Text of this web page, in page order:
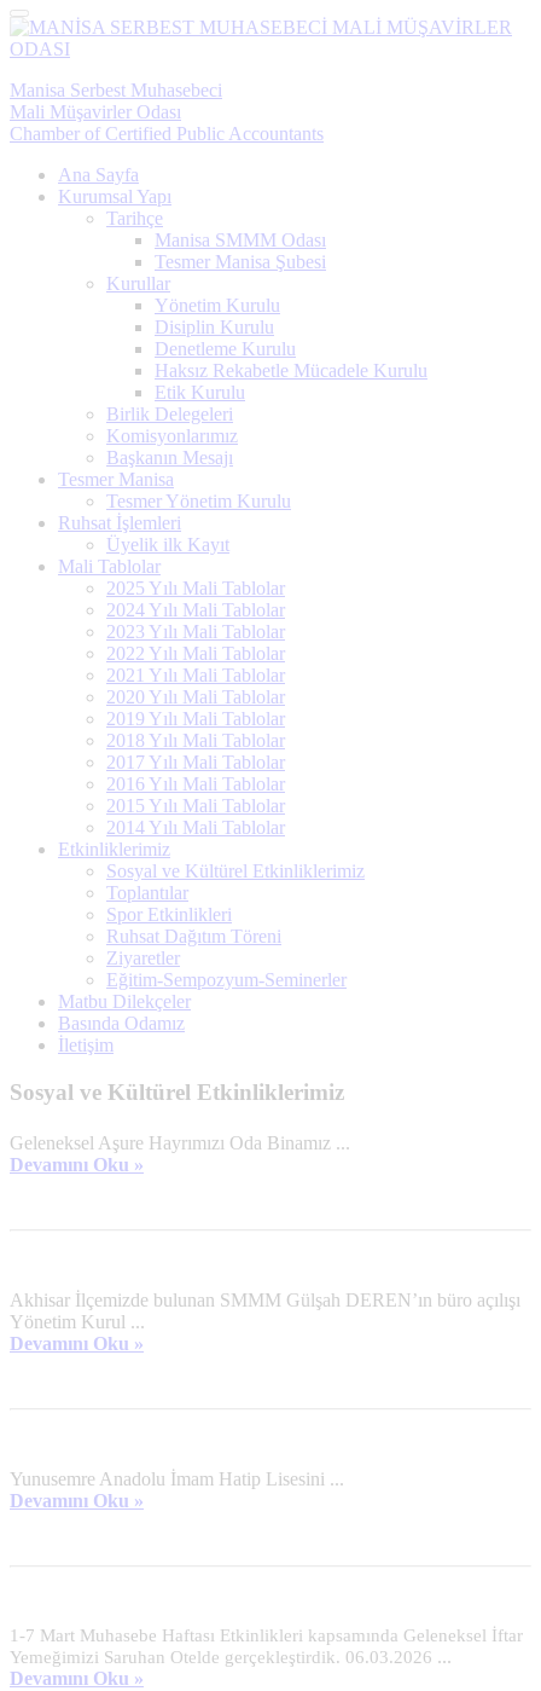
Menü
Manisa Serbest Muhasebeci
Mali Müşavirler Odası
Chamber of Certified Public Accountants
Ana Sayfa
Kurumsal Yapı
Tarihçe
Manisa SMMM Odası
Tesmer Manisa Şubesi
Kurullar
Yönetim Kurulu
Disiplin Kurulu
Denetleme Kurulu
Haksız Rekabetle Mücadele Kurulu
Etik Kurulu
Birlik Delegeleri
Komisyonlarımız
Başkanın Mesajı
Tesmer Manisa
Tesmer Yönetim Kurulu
Ruhsat İşlemleri
Üyelik ilk Kayıt
Mali Tablolar
2025 Yılı Mali Tablolar
2024 Yılı Mali Tablolar
2023 Yılı Mali Tablolar
2022 Yılı Mali Tablolar
2021 Yılı Mali Tablolar
2020 Yılı Mali Tablolar
2019 Yılı Mali Tablolar
2018 Yılı Mali Tablolar
2017 Yılı Mali Tablolar
2016 Yılı Mali Tablolar
2015 Yılı Mali Tablolar
2014 Yılı Mali Tablolar
Etkinliklerimiz
Sosyal ve Kültürel Etkinliklerimiz
Toplantılar
Spor Etkinlikleri
Ruhsat Dağıtım Töreni
Ziyaretler
Eğitim-Sempozyum-Seminerler
Matbu Dilekçeler
Basında Odamız
İletişim
Sosyal ve Kültürel Etkinliklerimiz
Geleneksel Aşure Hayrımızı Oda Binamız ...
Devamını Oku »
Akhisar İlçemizde bulunan SMMM Gülşah DEREN’ın büro açılışı
Yönetim Kurul ...
Devamını Oku »
Yunusemre Anadolu İmam Hatip Lisesini ...
Devamını Oku »
1-7 Mart Muhasebe Haftası Etkinlikleri kapsamında Geleneksel İftar
Yemeğimizi Saruhan Otelde gerçekleştirdik. 06.03.2026 ...
Devamını Oku »